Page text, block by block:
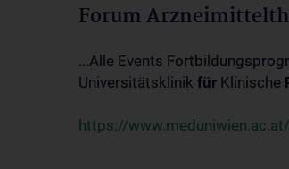
Forum
...Alle Events
Universitätsklinik für Klinische
https://